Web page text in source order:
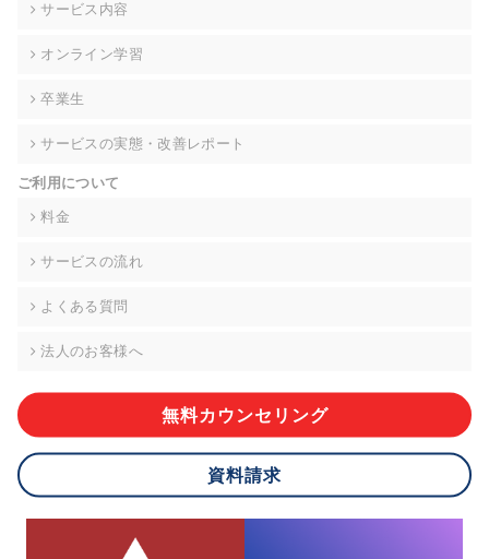
個人情報の開示等(利用目的の通知、開示、内容の訂正・追加・
て、下記の当社問合わせ窓口に申し出ることができます。その
的な期間内に対応いたします。ただし、申請が本人確認が不可
により、ご希望に添えない場合があります。 なお、アクセスロ
グなどの個人情報以外の情報については、原則として開示等は
株式会社div 個人情報問合せ窓口
メールアドレス:privacy_policy@di-v.co.jp
ご本人様が当社に個人情報を提供されるかどうかは任意による
応ができない場合があります。
8.cookieにより取得・分析した情報とその利用について
当社は第三者が運営するデータ・マネジメント・プラットフォ
ームからcookieにより収集されたウェブの閲覧機歴及びその分
サービス内容
オンライン学習
卒業生
サービスの実態・改善レポート
ご利用について
料金
サービスの流れ
よくある質問
法人のお客様へ
無料カウンセリング
資料請求